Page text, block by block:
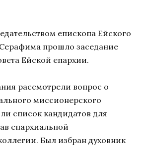
епископа Ейского
прошло заседание
Ейской епархии.
рассмотрели вопрос о
миссионерского
список кандидатов для
епархиальной
Был избран духовник